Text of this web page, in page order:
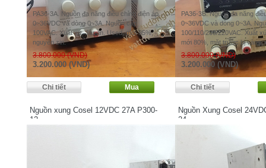
PA36-3A. Nguồn đa năng điều chỉnh điện áp
0~36VDC và dòng 0~3A. Nguồn cấp
100VAC. Xuất xứ: Japan. Used, mới 85%,
nguyên zin.
3.800.000 (VND)
3.200.000 (VND)
PA36-3B. Nguồn đa năng
0~36VDC và dòng 0~3A.
100/110/200/220VAC. Xuất
mới 80%, mặt trước bị vàng,
3.800.000 (VND)
3.200.000 (VND)
Nguồn xung Cosel 12VDC 27A P300-
12
Nguồn Xung Cosel
24